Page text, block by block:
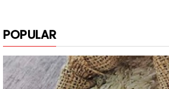
POPULAR